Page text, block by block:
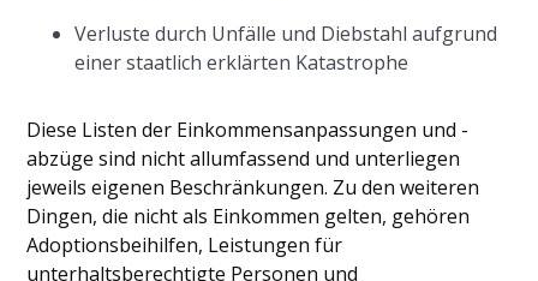
Verluste durch Unfälle und Diebstahl aufgrund
einer staatlich erklärten Katastrophe
Diese Listen der Einkommensanpassungen und -
abzüge sind nicht allumfassend und unterliegen
jeweils eigenen Beschränkungen. Zu den weiteren
Dingen, die nicht als Einkommen gelten, gehören
Adoptionsbeihilfen, Leistungen für
unterhaltsberechtigte Personen und